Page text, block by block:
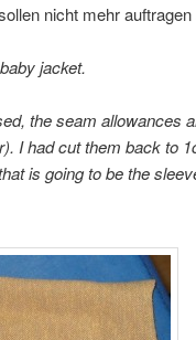
nicht mehr auftragen
jacket.
the seam allowances
I had cut them back to
is going to be the